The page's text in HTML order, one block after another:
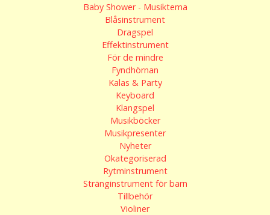
Baby Shower - Musiktema
Blåsinstrument
Dragspel
Effektinstrument
För de mindre
Fyndhörnan
Kalas & Party
Keyboard
Klangspel
Musikböcker
Musikpresenter
Nyheter
Okategoriserad
Rytminstrument
Stränginstrument för barn
Tillbehör
Violiner